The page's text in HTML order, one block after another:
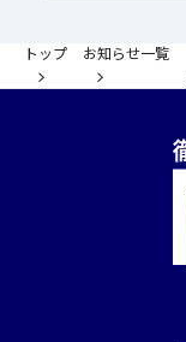
トップ お知らせ一覧